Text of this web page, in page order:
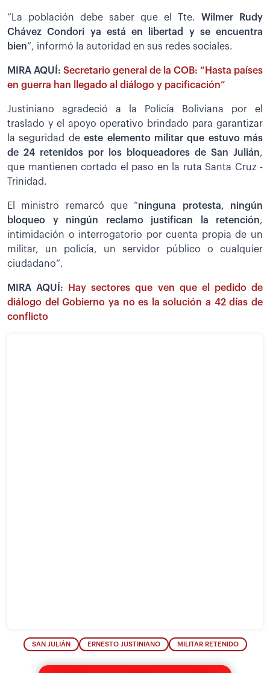
“La población debe saber que el Tte. Wilmer Rudy
Chávez Condori ya está en libertad y se encuentra
bien”, informó la autoridad en sus redes sociales.
MIRA AQUÍ: Secretario general de la COB: “Hasta países
en guerra han llegado al diálogo y pacificación”
Justiniano agradeció a la Policía Boliviana por el
traslado y el apoyo operativo brindado para garantizar
la seguridad deeste elemento militar que estuvo más
de 24 retenidos por los bloqueadores de San Julián,
que mantienen cortado el paso en la ruta Santa Cruz -
Trinidad.
El ministro remarcó que “ninguna protesta, ningún
bloqueo y ningún reclamo justifican la retención,
intimidación o interrogatorio por cuenta propia de un
militar, un policía, un servidor público o cualquier
ciudadano”.
MIRA AQUÍ:
Hay sectores que ven que el pedido de
diálogo del Gobierno ya no es la solución a 42 días de
conflicto
SAN JULIÁN ERNESTO JUSTINIANO MILITAR RETENIDO